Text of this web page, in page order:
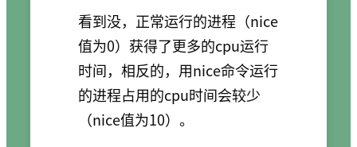
看到没，正常运行的进程（nice
值为0）获得了更多的cpu运行
时间，相反的，用nice命令运行
的进程占用的cpu时间会较少
（nice值为10）。